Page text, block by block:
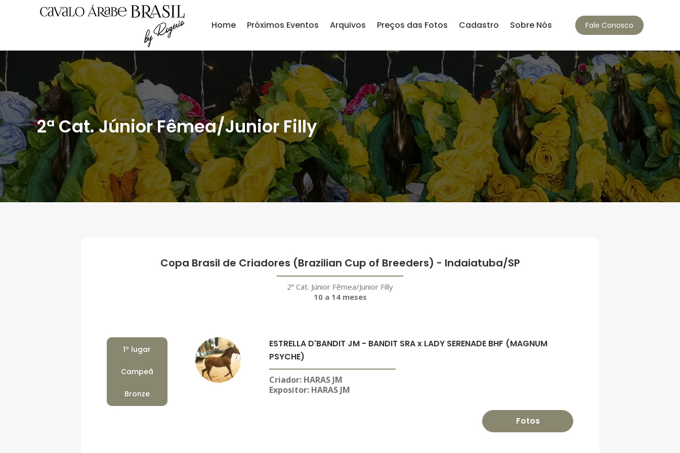
Home Próximos Eventos Arquivos Preços das Fotos Cadastro Sobre Nós Fale Conosco
2ª Cat. Júnior Fêmea/Junior Filly
Copa Brasil de Criadores (Brazilian Cup of Breeders) - Indaiatuba/SP
2ª Cat. Júnior Fêmea/Junior Filly
10 a 14 meses
1º lugar
Campeã
Bronze
ESTRELLA D'BANDIT JM - BANDIT SRA x LADY SERENADE BHF (MAGNUM
PSYCHE)
Criador: HARAS JM
Expositor: HARAS JM
Fotos